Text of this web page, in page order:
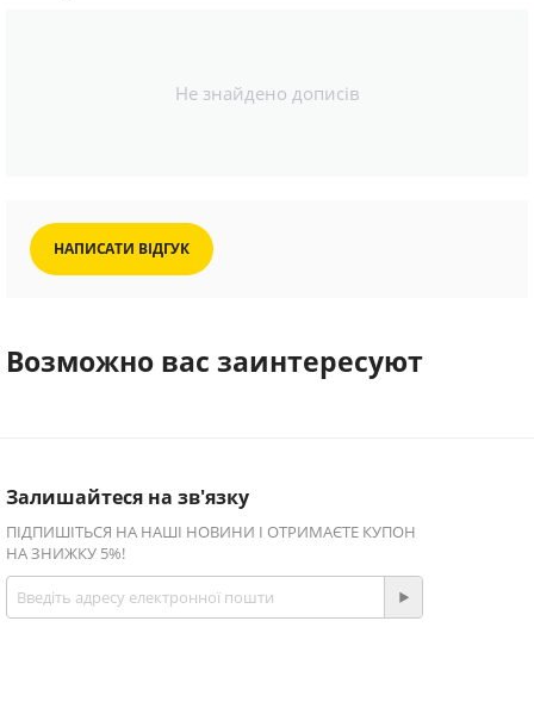
Не знайдено дописів
НАПИСАТИ ВІДГУК
Возможно вас заинтересуют
Залишайтеся на зв'язку
ПІДПИШІТЬСЯ НА НАШІ НОВИНИ І ОТРИМАЄТЕ КУПОН
НА ЗНИЖКУ 5%!